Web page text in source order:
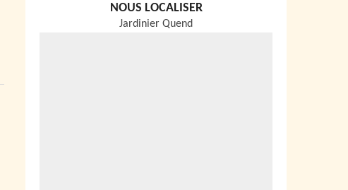
NOUS LOCALISER
Jardinier Quend